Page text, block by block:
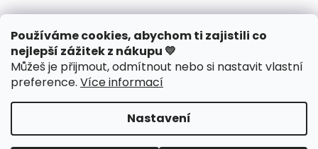
Používáme cookies, abychom ti zajistili co
nejlepší zážitek z nákupu 💛
Můžeš je přijmout, odmítnout nebo si nastavit vlastní
preference. Více informací
Nastavení
Jak nakupovat
Obchodní podmínky
Podmínky ochrany osobních údajů
Reklamace či vrácení
Hodnocení obchodu